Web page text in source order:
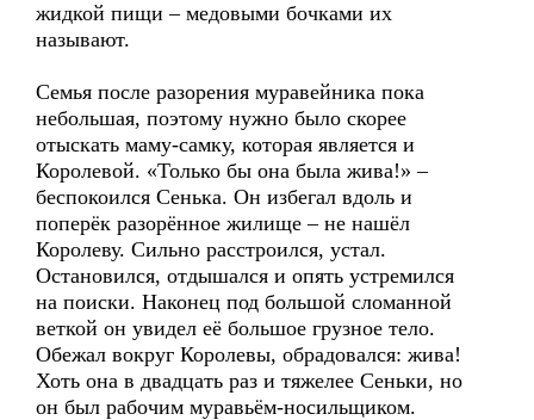
жидкой пищи – медовыми бочками их
называют.
Семья после разорения муравейника пока
небольшая, поэтому нужно было скорее
отыскать маму-самку, которая является и
Королевой. «Только бы она была жива!» –
беспокоился Сенька. Он избегал вдоль и
поперёк разорённое жилище – не нашёл
Королеву. Сильно расстроился, устал.
Остановился, отдышался и опять устремился
на поиски. Наконец под большой сломанной
веткой он увидел её большое грузное тело.
Обежал вокруг Королевы, обрадовался: жива!
Хоть она в двадцать раз и тяжелее Сеньки, но
он был рабочим муравьём-носильщиком.